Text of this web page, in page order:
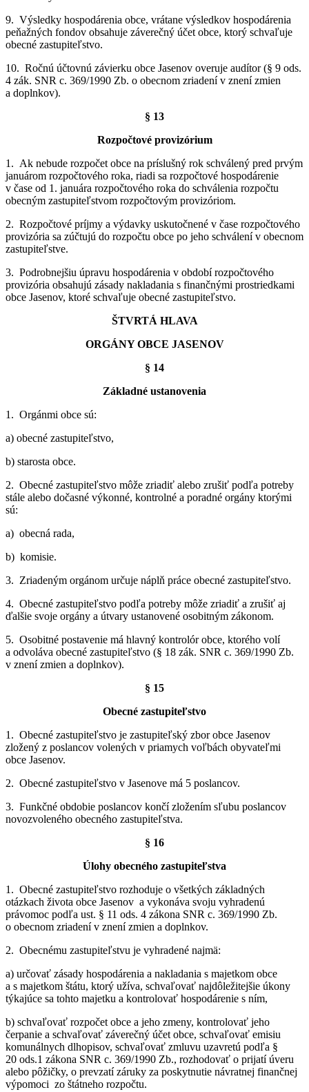
9. Výsledky hospodárenia obce, vrátane výsledkov hospodárenia
peňažných fondov obsahuje záverečný účet obce, ktorý schvaľuje
obecné zastupiteľstvo.
10. Ročnú účtovnú závierku obce Jasenov overuje audítor (§ 9 ods.
4 zák. SNR c. 369/1990 Zb. o obecnom zriadení v znení zmien
a doplnkov).
§ 13
Rozpočtové provizórium
1. Ak nebude rozpočet obce na príslušný rok schválený pred prvým
januárom rozpočtového roka, riadi sa rozpočtové hospodárenie
v čase od 1. januára rozpočtového roka do schválenia rozpočtu
obecným zastupiteľstvom rozpočtovým provizóriom.
2. Rozpočtové príjmy a výdavky uskutočnené v čase rozpočtového
provizória sa zúčtujú do rozpočtu obce po jeho schválení v obecnom
zastupiteľstve.
3. Podrobnejšiu úpravu hospodárenia v období rozpočtového
provizória obsahujú zásady nakladania s finančnými prostriedkami
obce Jasenov, ktoré schvaľuje obecné zastupiteľstvo.
ŠTVRTÁ HLAVA
ORGÁNY OBCE JASENOV
§ 14
Základné ustanovenia
1. Orgánmi obce sú:
a) obecné zastupiteľstvo,
b) starosta obce.
2. Obecné zastupiteľstvo môže zriadiť alebo zrušiť podľa potreby
stále alebo dočasné výkonné, kontrolné a poradné orgány ktorými
sú:
a) obecná rada,
b) komisie.
3. Zriadeným orgánom určuje náplň práce obecné zastupiteľstvo.
4. Obecné zastupiteľstvo podľa potreby môže zriadiť a zrušiť aj
ďalšie svoje orgány a útvary ustanovené osobitným zákonom.
5. Osobitné postavenie má hlavný kontrolór obce, ktorého volí
a odvoláva obecné zastupiteľstvo (§ 18 zák. SNR c. 369/1990 Zb.
v znení zmien a doplnkov).
§ 15
Obecné zastupiteľstvo
1. Obecné zastupiteľstvo je zastupiteľský zbor obce Jasenov
zložený z poslancov volených v priamych voľbách obyvateľmi
obce Jasenov.
2. Obecné zastupiteľstvo v Jasenove má 5 poslancov.
3. Funkčné obdobie poslancov končí zložením sľubu poslancov
novozvoleného obecného zastupiteľstva.
§ 16
Úlohy obecného zastupiteľstva
1. Obecné zastupiteľstvo rozhoduje o všetkých základných
otázkach života obce Jasenov a vykonáva svoju vyhradenú
právomoc podľa ust. § 11 ods. 4 zákona SNR c. 369/1990 Zb.
o obecnom zriadení v znení zmien a doplnkov.
2. Obecnému zastupiteľstvu je vyhradené najmä:
a) určovať zásady hospodárenia a nakladania s majetkom obce
a s majetkom štátu, ktorý užíva, schvaľovať najdôležitejšie úkony
týkajúce sa tohto majetku a kontrolovať hospodárenie s ním,
b) schvaľovať rozpočet obce a jeho zmeny, kontrolovať jeho
čerpanie a schvaľovať záverečný účet obce, schvaľovať emisiu
komunálnych dlhopisov, schvaľovať zmluvu uzavretú podľa §
20 ods.1 zákona SNR c. 369/1990 Zb., rozhodovať o prijatí úveru
alebo pôžičky, o prevzatí záruky za poskytnutie návratnej finančnej
výpomoci zo štátneho rozpočtu.